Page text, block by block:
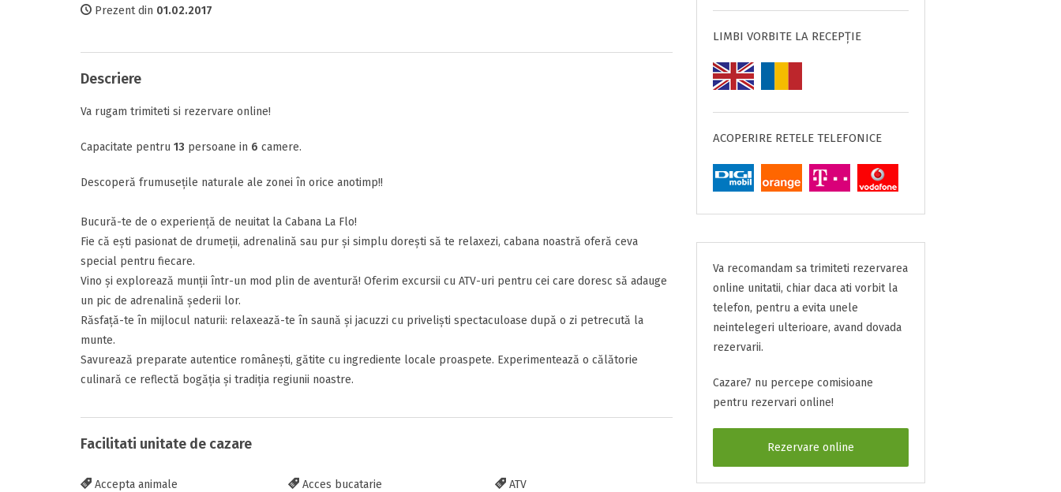
Prezent din 01.02.2017
Descriere
Va rugam trimiteti si rezervare online!
Capacitate pentru 13 persoane in 6 camere.
Descoperă frumusețile naturale ale zonei în orice anotimp!!
Bucură-te de o experiență de neuitat la Cabana La Flo!
Fie că ești pasionat de drumeții, adrenalină sau pur și simplu dorești să te relaxezi, cabana noastră oferă ceva
special pentru fiecare.
Vino și explorează munții într-un mod plin de aventură! Oferim excursii cu ATV-uri pentru cei care doresc să adauge
un pic de adrenalină șederii lor.
Răsfață-te în mijlocul naturii: relaxează-te în saună și jacuzzi cu priveliști spectaculoase după o zi petrecută la
munte.
Savurează preparate autentice românești, gătite cu ingrediente locale proaspete. Experimentează o călătorie
culinară ce reflectă bogăția și tradiția regiunii noastre.
Facilitati unitate de cazare
Accepta animale Acces bucatarie ATV
Am citit si sunt de acord cu
Alte detalii
https://www.facebook.com/groups/cazareromaniaghidonline
LIMBI VORBITE LA RECEPȚIE
ACOPERIRE RETELE TELEFONICE
Va recomandam sa trimiteti rezervarea
online unitatii, chiar daca ati vorbit la
telefon, pentru a evita unele
neintelegeri ulterioare, avand dovada
rezervarii.
Cazare7 nu percepe comisioane
pentru rezervari online!
Rezervare online